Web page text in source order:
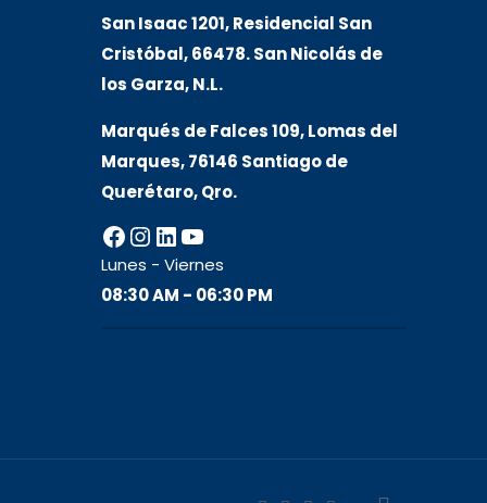
San Isaac 1201, Residencial San
Cristóbal, 66478. San Nicolás de
los Garza, N.L.
Marqués de Falces 109, Lomas del
Marques, 76146 Santiago de
Querétaro, Qro.
Facebook
Instagram
LinkedIn
YouTube
Lunes - Viernes
08:30 AM - 06:30 PM